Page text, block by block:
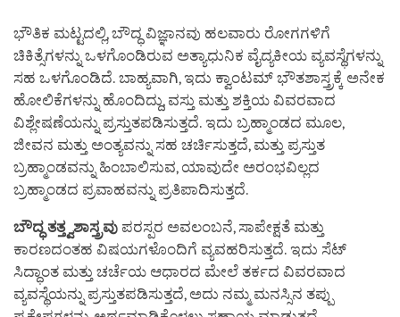
ಭೌತಿಕ ಮಟ್ಟದಲ್ಲಿ, ಬೌದ್ಧ ವಿಜ್ಞಾನವು ಹಲವಾರು ರೋಗಗಳಿಗೆ
ಚಿಕಿತ್ಸೆಗಳನ್ನು ಒಳಗೊಂಡಿರುವ ಅತ್ಯಾಧುನಿಕ ವೈದ್ಯಕೀಯ ವ್ಯವಸ್ಥೆಗಳನ್ನು
ಸಹ ಒಳಗೊಂಡಿದೆ. ಬಾಹ್ಯವಾಗಿ, ಇದು ಕ್ವಾಂಟಮ್ ಭೌತಶಾಸ್ತ್ರಕ್ಕೆ ಅನೇಕ
ಹೋಲಿಕೆಗಳನ್ನು ಹೊಂದಿದ್ದು, ವಸ್ತು ಮತ್ತು ಶಕ್ತಿಯ ವಿವರವಾದ
ವಿಶ್ಲೇಷಣೆಯನ್ನು ಪ್ರಸ್ತುತಪಡಿಸುತ್ತದೆ. ಇದು ಬ್ರಹ್ಮಾಂಡದ ಮೂಲ,
ಜೀವನ ಮತ್ತು ಅಂತ್ಯವನ್ನು ಸಹ ಚರ್ಚಿಸುತ್ತದೆ, ಮತ್ತು ಪ್ರಸ್ತುತ
ಬ್ರಹ್ಮಾಂಡವನ್ನು ಹಿಂಬಾಲಿಸುವ, ಯಾವುದೇ ಅರಂಭವಿಲ್ಲದ
ಬ್ರಹ್ಮಾಂಡದ ಪ್ರವಾಹವನ್ನು ಪ್ರತಿಪಾದಿಸುತ್ತದೆ.
ಬೌದ್ಧ ತತ್ತ್ವಶಾಸ್ತ್ರವು ಪರಸ್ಪರ ಅವಲಂಬನೆ, ಸಾಪೇಕ್ಷತೆ ಮತ್ತು
ಕಾರಣದಂತಹ ವಿಷಯಗಳೊಂದಿಗೆ ವ್ಯವಹರಿಸುತ್ತದೆ. ಇದು ಸೆಟ್
ಸಿದ್ಧಾಂತ ಮತ್ತು ಚರ್ಚೆಯ ಆಧಾರದ ಮೇಲೆ ತರ್ಕದ ವಿವರವಾದ
ವ್ಯವಸ್ಥೆಯನ್ನು ಪ್ರಸ್ತುತಪಡಿಸುತ್ತದೆ, ಅದು ನಮ್ಮ ಮನಸ್ಸಿನ ತಪ್ಪು